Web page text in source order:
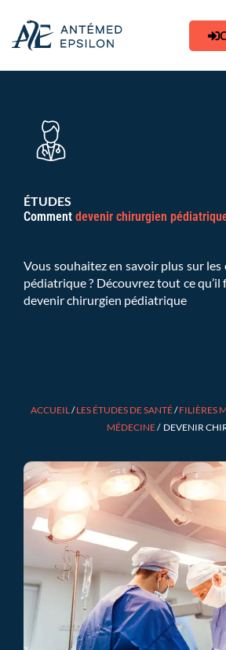
contenu
ÉTUDES
Comment devenir chirurgien
Vous souhaitez en savoir plus sur
pédiatrique ? Découvrez tout ce
devenir chirurgien pédiatrique
ACCUEIL/LES ÉTUDES DE SANTÉ/FILIÈRES
MÉDECINE/ DEVENIR